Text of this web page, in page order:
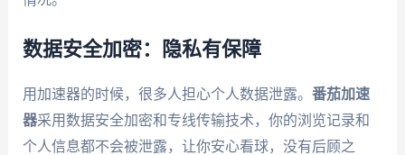
数据安全加密：隐私有保障
用加速器的时候，很多人担心个人数据泄露。 番茄加速
器采用数据安全加密和专线传输技术，你的浏览记录和
个人信息都不会被泄露，让你安心看球，没有后顾之